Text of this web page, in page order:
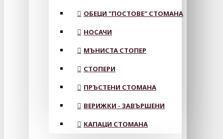
ОБЕЦИ "ПОСТОВЕ" СТОМАНА
НОСАЧИ
МЪНИСТА СТОПЕР
СТОПЕРИ
ПРЪСТЕНИ СТОМАНА
ВЕРИЖКИ - ЗАВЪРШЕНИ
КАПАЦИ СТОМАНА